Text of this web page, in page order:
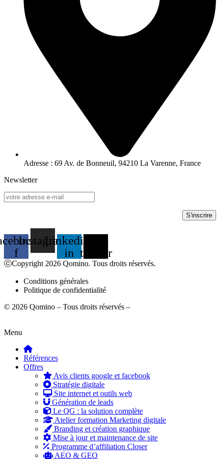
Adresse : 69 Av. de Bonneuil, 94210 La Varenne, France
Newsletter
f
Instagram
Linkedin-
in twitter
ⓒCopyright 2026 Qomino. Tous droits réservés.
Conditions générales
Politique de confidentialité
© 2026 Qomino – Tous droits réservés –
Menu
Références
Offres
Avis clients google et facebook
Stratégie digitale
Site internet et outils web
Génération de leads
Le QG : la solution complète
Atelier formation Marketing digitale
Branding et création graphique
Mise à jour et maintenance de site
Programme d’affiliation Closer
AEO & GEO